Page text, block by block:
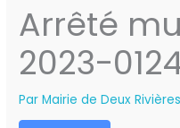
Arrêté
2023-
ParMairie de Deux Rivières